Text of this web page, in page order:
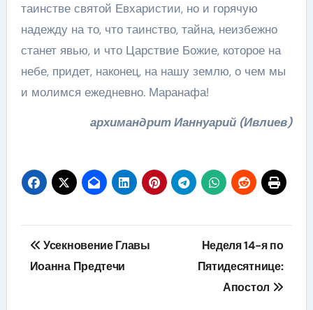
таинстве святой Евхаристии, но и горячую
надежду на то, что таинство, тайна, неизбежно
станет явью, и что Царствие Божие, которое на
небе, придет, наконец, на нашу землю, о чем мы
и молимся ежедневно. Маранафа!
архимандрит Ианнуарий (Ивлиев)
Навігація
записів
Усекновение Главы
Иоанна Предтечи
Неделя 14-я по
Пятидесятнице:
Апостол